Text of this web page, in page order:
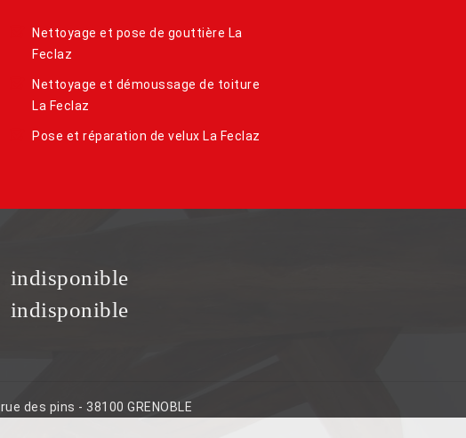
Nettoyage et pose de gouttière La
Feclaz
Nettoyage et démoussage de toiture
La Feclaz
Pose et réparation de velux La Feclaz
indisponible
indisponible
des pins - 38100 GRENOBLE